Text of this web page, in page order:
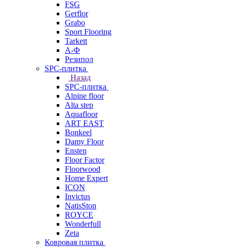
FSG
Gerflor
Grabo
Sport Flooring
Tarkett
А-Ф
Резипол
SPC-плитка
Назад
SPC-плитка
Alpine floor
Alta step
Aquafloor
ART EAST
Bonkeel
Damy Floor
Ensten
Floor Factor
Floorwood
Home Expert
ICON
Invictus
NatisSton
ROYCE
Wonderfull
Zeta
Ковровая плитка